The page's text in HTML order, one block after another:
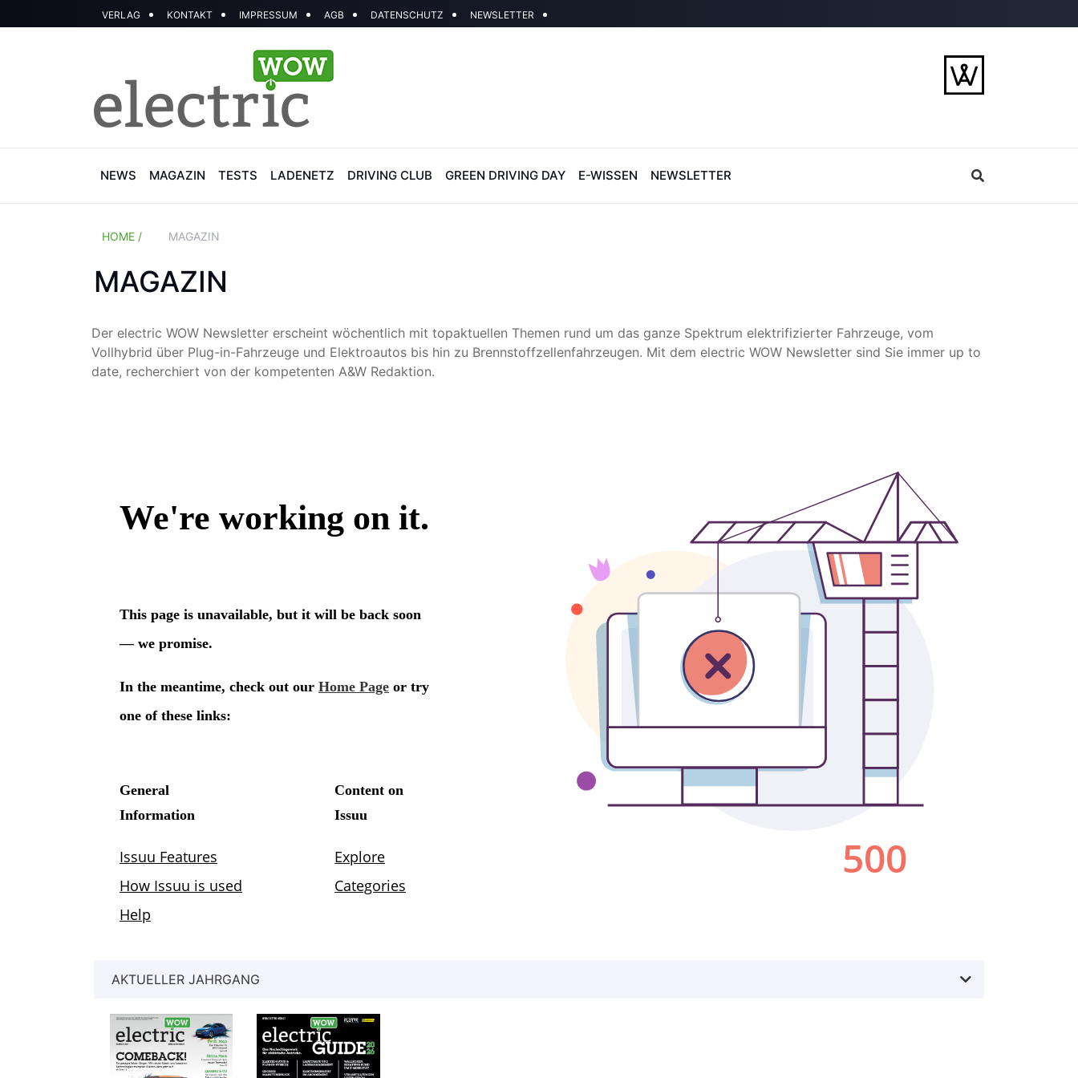
VERLAG KONTAKT IMPRESSUM AGB DATENSCHUTZ NEWSLETTER
NEWS MAGAZIN TESTS LADENETZ DRIVING CLUB GREEN DRIVING DAY E-WISSEN NEWSLETTER
HOME / MAGAZIN
MAGAZIN
Der electric WOW Newsletter erscheint wöchentlich mit topaktuellen Themen rund um das ganze Spektrum elektrifizierter Fahrzeuge, vom
Vollhybrid über Plug-in-Fahrzeuge und Elektroautos bis hin zu Brennstoffzellenfahrzeugen. Mit dem electric WOW Newsletter sind Sie immer up to
date, recherchiert von der kompetenten A&W Redaktion.
AKTUELLER JAHRGANG